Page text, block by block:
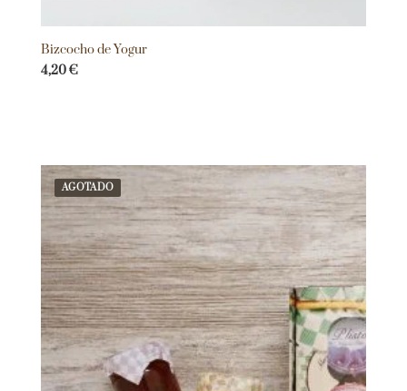
Bizcocho de Yogur
4,20€
AGOTADO